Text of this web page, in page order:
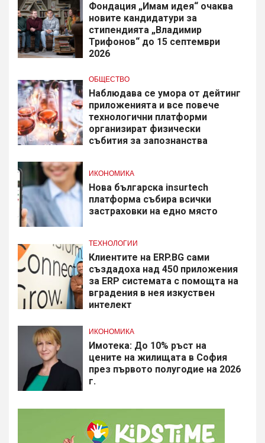
Фондация „Имам идея“ очаква
новите кандидатури за
стипендията „Владимир
Трифонов“ до 15 септември
2026
ОБЩЕСТВО
Наблюдава се умора от дейтинг
приложенията и все повече
технологични платформи
организират физически
събития за запознанства
ИКОНОМИКА
Нова българска insurtech
платформа събира всички
застраховки на едно място
ТЕХНОЛОГИИ
Клиентите на ERP.BG сами
създадоха над 450 приложения
за ERP системата с помощта на
вградения в нея изкуствен
интелект
ИКОНОМИКА
Имотека: До 10% ръст на
цените на жилищата в София
през първото полугодие на 2026
г.